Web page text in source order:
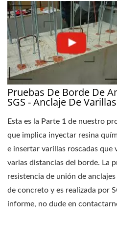
Pruebas De Borde De
SGS - Anclaje De
Esta es la Parte 1 de nuestro
que implica inyectar resina
e insertar varillas roscadas que
varias distancias del borde. La
resistencia de unión de
de concreto y es realizada por
informe, no dude en